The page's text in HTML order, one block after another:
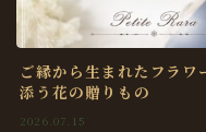
ご縁から生まれたフラワ
添う花の贈りもの
2026.07.15